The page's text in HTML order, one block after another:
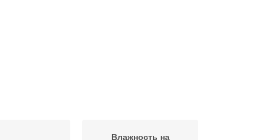
Влажность на